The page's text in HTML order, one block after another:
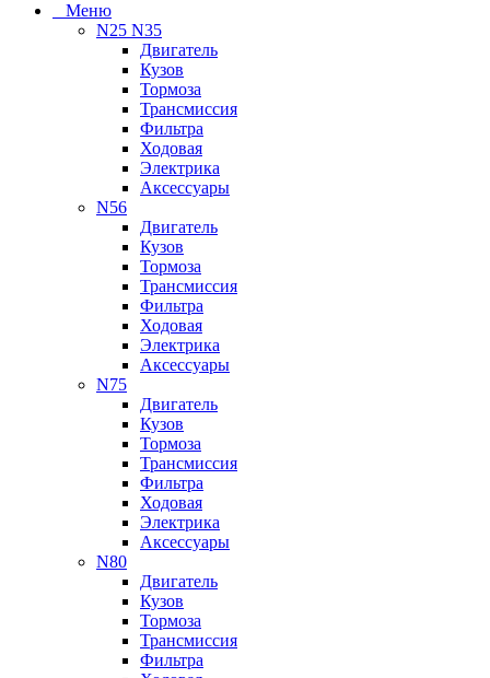
Меню
N25 N35
Двигатель
Кузов
Тормоза
Трансмиссия
Фильтра
Ходовая
Электрика
Аксессуары
N56
Двигатель
Кузов
Тормоза
Трансмиссия
Фильтра
Ходовая
Электрика
Аксессуары
N75
Двигатель
Кузов
Тормоза
Трансмиссия
Фильтра
Ходовая
Электрика
Аксессуары
N80
Двигатель
Кузов
Тормоза
Трансмиссия
Фильтра